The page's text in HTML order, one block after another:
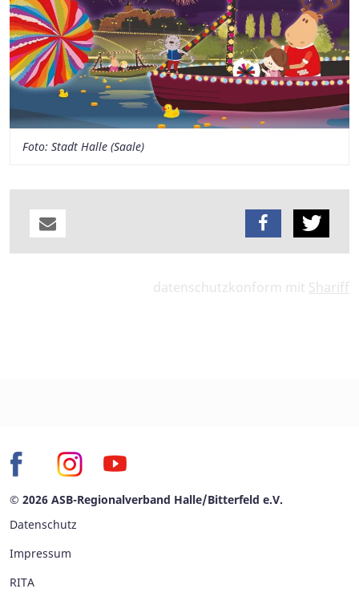
Foto: Stadt Halle (Saale)
datenschutzkonform mit Shariff
© 2026 ASB-Regionalverband Halle/Bitterfeld e.V.
Datenschutz
Impressum
RITA